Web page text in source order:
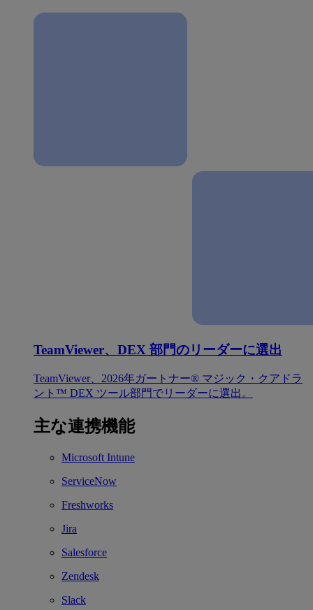
TeamViewer、DEX 部門のリーダーに選出
TeamViewer、2026年ガートナー® マジック・クアドラ
ント™ DEX ツール部門でリーダーに選出。
主な連携機能
Microsoft Intune
ServiceNow
Freshworks
Jira
Salesforce
Zendesk
Slack